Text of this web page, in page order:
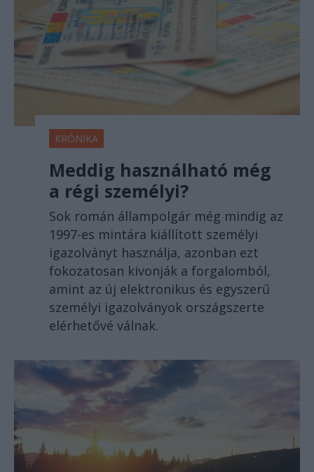
KRÓNIKA
Meddig használható még
a régi személyi?
Sok román állampolgár még mindig az
1997-es mintára kiállított személyi
igazolványt használja, azonban ezt
fokozatosan kivonják a forgalomból,
amint az új elektronikus és egyszerű
személyi igazolványok országszerte
elérhetővé válnak.